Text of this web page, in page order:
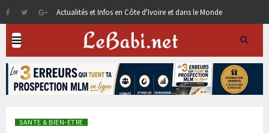
Actualités et Infos en Côte d'Ivoire et dans le Monde
SANTE & BIEN-ETRE